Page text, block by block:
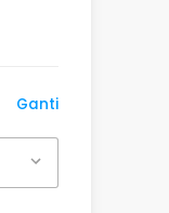
Ganti